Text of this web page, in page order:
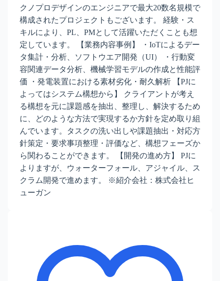
クノプロデザインのエンジニアで最大20数名規模で
構成されたプロジェクトもございます。 経験・ス
キルにより、PL、PMとして活躍いただくことも想
定しています。 【業務内容事例】 ・IoTによるデー
タ集計・分析、ソフトウエア開発（UI） ・行動変
容関連データ分析、機械学習モデルの作成と性能評
価 ・発電装置における素材劣化・耐久解析 【PJに
よってはシステム構想から】 クライアントが考え
る構想を元に課題感を抽出、整理し、解決するため
に、どのような方法で実現するか方針を定め取り組
んでいます。タスクの洗い出しや課題抽出・対応方
針策定・要求事項整理・評価など、構想フェーズか
ら関わることができます。 【開発の進め方】 PJに
よりますが、ウォーターフォール、アジャイル、ス
クラム開発で進めます。 ※紹介会社：株式会社ヒ
ューガン